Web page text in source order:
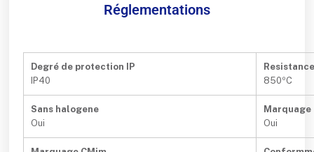
Réglementations
Degré de protection IP
IP40
850ºC
Sans halogene
Oui
Marquage
Oui